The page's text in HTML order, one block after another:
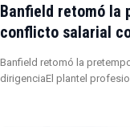
Banfield retomó la
conflicto salarial
Banfield retomó la
dirigenciaEl plantel